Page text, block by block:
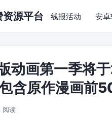
源平台 线报活动 安
版动画第一季
含原作漫画前
阅读